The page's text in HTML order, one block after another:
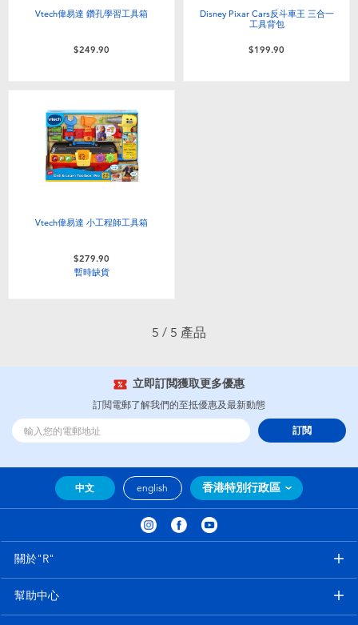
電池
盲盒
生活精品
Vtech偉易達 鑽孔學習工具箱
$249.90
Disney Pixar Cars反斗車王 三合一
工具背包
$199.90
Vtech偉易達 小工程師工具箱
$279.90
暫時缺貨
5 / 5 產品
立即訂閲獲取更多優惠
訂閲電郵了解我們的至抵優惠及最新動態
訂閲
中文 english 香港特別行政區
關於"R"
幫助中心